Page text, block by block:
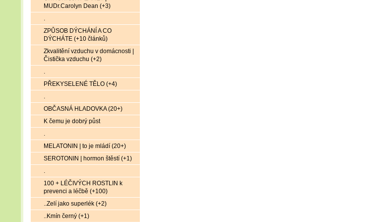
MUDr.Carolyn Dean (+3)
.
ZPŮSOB DÝCHÁNÍ A CO
DÝCHÁTE (+10 článků)
Zkvalitění vzduchu v domácnosti |
Čistička vzduchu (+2)
.
PŘEKYSELENÉ TĚLO (+4)
.
OBČASNÁ HLADOVKA (20+)
K čemu je dobrý půst
.
MELATONIN | to je mládí (20+)
SEROTONIN | hormon štěstí (+1)
.
100 + LÉČIVÝCH ROSTLIN k
prevenci a léčbě (+100)
..Zelí jako superlék (+2)
..Kmín černý (+1)